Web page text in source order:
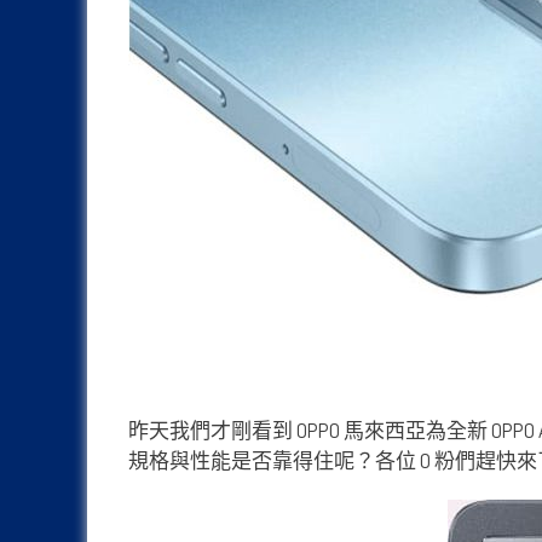
昨天我們才剛看到 OPPO 馬來西亞為全新
規格與性能是否靠得住呢？各位 O 粉們趕快來